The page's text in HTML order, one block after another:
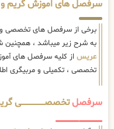
سرفصل های اموزش گریم
برخی از سرفصل های تخصصی
به شرح زیر میباشد ، همچنین
عریس از کلیه سرفصل های
تخصصی ، تکمیلی و مربیگری
سرفصل